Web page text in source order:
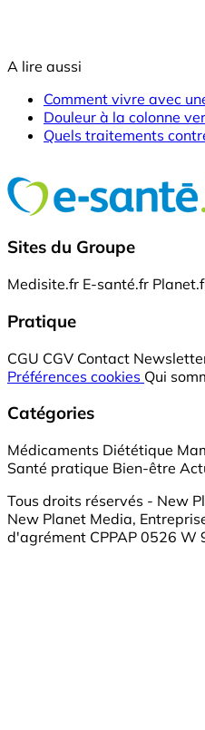
A lire aussi
Comment vivre avec
Douleur à la colonne
Quels traitements
Sites du Groupe
Medisite.fr E-santé.fr
Pratique
CGU CGV Contact
Préférences cookies Qui
Catégories
Médicaments Diététique
Santé pratique Bien-être
Tous droits réservés - New
New Planet Media,
d'agrément CPPAP 0526 W